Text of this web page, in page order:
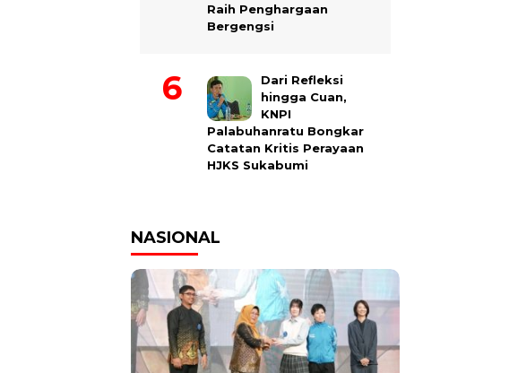
Raih Penghargaan
Bergengsi
Dari Refleksi
hingga Cuan,
KNPI
Palabuhanratu Bongkar
Catatan Kritis Perayaan
HJKS Sukabumi
NASIONAL